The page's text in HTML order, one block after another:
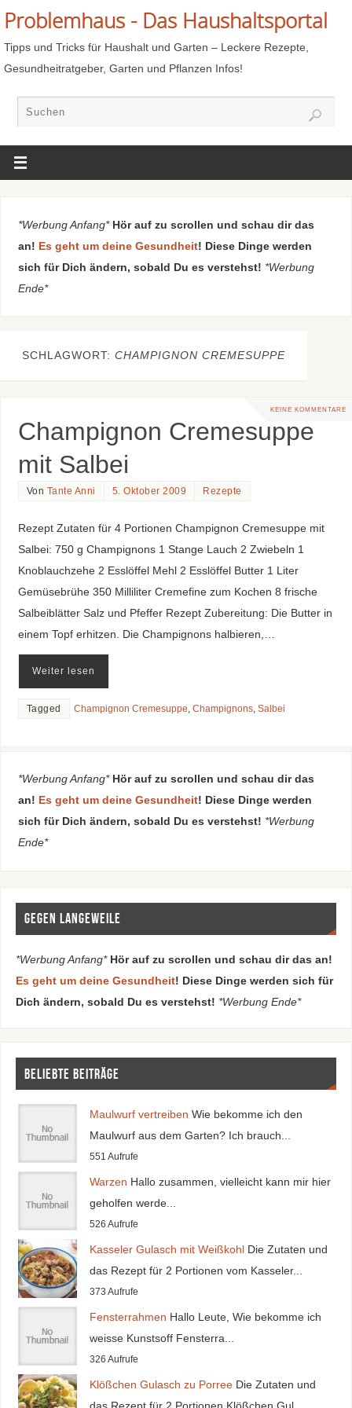
Problemhaus - Das Haushaltsportal
Tipps und Tricks für Haushalt und Garten – Leckere Rezepte,
Gesundheitratgeber, Garten und Pflanzen Infos!
*Werbung Anfang* Hör auf zu scrollen und schau dir das
an! Es geht um deine Gesundheit! Diese Dinge werden
sich für Dich ändern, sobald Du es verstehst! *Werbung
Ende*
SCHLAGWORT: CHAMPIGNON CREMESUPPE
KEINE KOMMENTARE
Champignon Cremesuppe
mit Salbei
Von Tante Anni 5. Oktober 2009 Rezepte
Rezept Zutaten für 4 Portionen Champignon Cremesuppe mit
Salbei: 750 g Champignons 1 Stange Lauch 2 Zwiebeln 1
Knoblauchzehe 2 Esslöffel Mehl 2 Esslöffel Butter 1 Liter
Gemüsebrühe 350 Milliliter Cremefine zum Kochen 8 frische
Salbeiblätter Salz und Pfeffer Rezept Zubereitung: Die Butter in
einem Topf erhitzen. Die Champignons halbieren,…
Weiter lesen
Tagged Champignon Cremesuppe, Champignons, Salbei
*Werbung Anfang* Hör auf zu scrollen und schau dir das
an! Es geht um deine Gesundheit! Diese Dinge werden
sich für Dich ändern, sobald Du es verstehst! *Werbung
Ende*
Gegen Langeweile
*Werbung Anfang* Hör auf zu scrollen und schau dir das an!
Es geht um deine Gesundheit! Diese Dinge werden sich für
Dich ändern, sobald Du es verstehst! *Werbung Ende*
Beliebte Beiträge
Maulwurf vertreiben Wie bekomme ich den
Maulwurf aus dem Garten? Ich brauch...
551 Aufrufe
Warzen Hallo zusammen, vielleicht kann mir hier
geholfen werde...
526 Aufrufe
Kasseler Gulasch mit Weißkohl Die Zutaten und
das Rezept für 2 Portionen vom Kasseler...
373 Aufrufe
Fensterrahmen Hallo Leute, Wie bekomme ich
weisse Kunstsoff Fensterra...
326 Aufrufe
Klößchen Gulasch zu Porree Die Zutaten und